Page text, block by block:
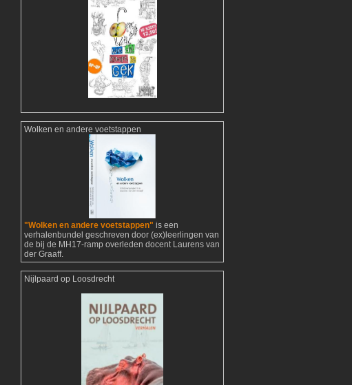
Wolken en andere voetstappen
"Wolken en andere voetstappen" is een
verhalenbundel geschreven door (ex)leerlingen van
de bij de MH17-ramp overleden docent Laurens van
der Graaff.
Nijlpaard op Loosdrecht